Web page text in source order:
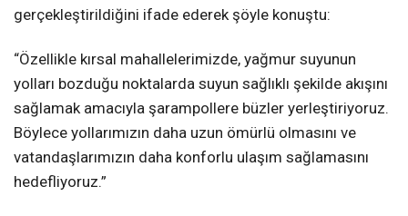
gerçekleştirildiğini ifade ederek şöyle konuştu:
“Özellikle kırsal mahallelerimizde, yağmur suyunun
yolları bozduğu noktalarda suyun sağlıklı şekilde akışını
sağlamak amacıyla şarampollere büzler yerleştiriyoruz.
Böylece yollarımızın daha uzun ömürlü olmasını ve
vatandaşlarımızın daha konforlu ulaşım sağlamasını
hedefliyoruz.”